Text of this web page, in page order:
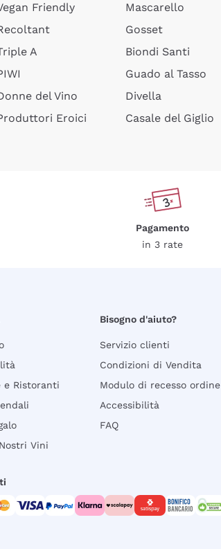
Friendly
A
del Vino
Eroici
Mascarello
Gosset
Biondi Santi
Guado al Tasso
Divella
Casale del Giglio
Pagamento
in 3 rate
e Ristoranti
Vini
Bisogno d'aiuto?
Servizio clienti
Condizioni di Vendita
Modulo di recesso ordine
Accessibilità
FAQ